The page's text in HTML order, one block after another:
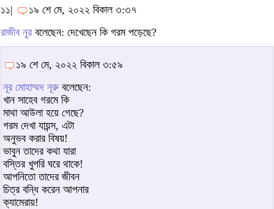
১১|
১৯ শে মে, ২০২২ বিকাল ৩:৩৭
রাজীব নুর বলেছেন: দেখেছেন কি গরম পড়েছে?
১৯ শে মে, ২০২২ বিকাল ৩:৫৯
নূর মোহাম্মদ নূরু বলেছেন:
খান সাহেব গরমে কি
মাথা আউলা হয়ে গেছে?
গরম দেখা যায়ন্স, এটা
অনুভব করার বিষয়!
ভাবুন তাদের কথা যারা
বস্তির খুপরি ঘরে থাকে!
আপনিতো তাদের জীবন
চিত্র বন্ধি করেন আপনার
ক্যামেরায়!